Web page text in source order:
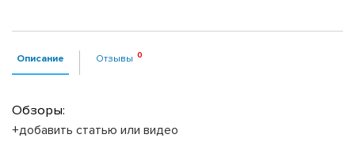
Описание Отзывы
Обзоры:
+добавить статью или видео